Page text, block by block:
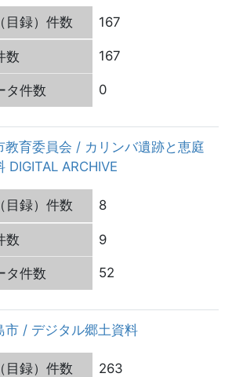
167
167
0
教育委員会 / カリンバ遺跡と恵庭
DIGITAL ARCHIVE
8
9
52
市 / デジタル郷土資料
263